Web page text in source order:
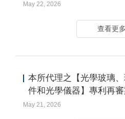
May 22, 2026
查看更
本所代理之【光學玻璃
件和光學儀器】專利再
見
May 21, 2026